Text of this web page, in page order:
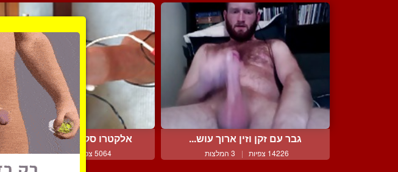
גבר עם זקן וזין ארוך עוש...
14226 צפיות | 3 המלצות
אלקטרו סקס קינקי לבולבול...
5064 צפיות | 2 המלצות